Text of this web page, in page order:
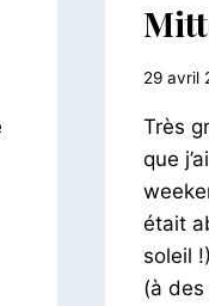
Par
Petit
Pois
29 avril
Très
que
était
soleil
(à